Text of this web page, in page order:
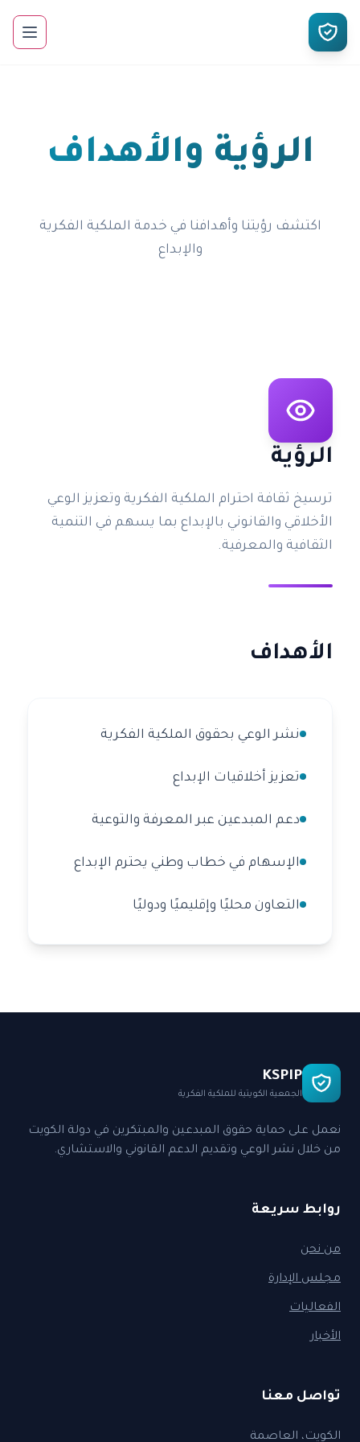
الرؤية والأهداف
اكتشف رؤيتنا وأهدافنا في خدمة الملكية الفكرية
والإبداع
الرؤية
ترسيخ ثقافة احترام الملكية الفكرية وتعزيز الوعي
الأخلاقي والقانوني بالإبداع بما يسهم في التنمية
الثقافية والمعرفية.
الأهداف
نشر الوعي بحقوق الملكية الفكرية
تعزيز أخلاقيات الإبداع
دعم المبدعين عبر المعرفة والتوعية
الإسهام في خطاب وطني يحترم الإبداع
التعاون محليًا وإقليميًا ودوليًا
KSPIP
الجمعية الكويتية للملكية الفكرية
نعمل على حماية حقوق المبدعين والمبتكرين في دولة الكويت
من خلال نشر الوعي وتقديم الدعم القانوني والاستشاري.
روابط سريعة
من نحن
مجلس الإدارة
الفعاليات
الأخبار
تواصل معنا
الكويت، العاصمة